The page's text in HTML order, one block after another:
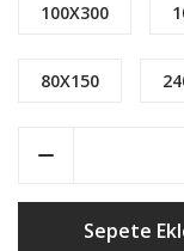
100X300
80X150
Sepete